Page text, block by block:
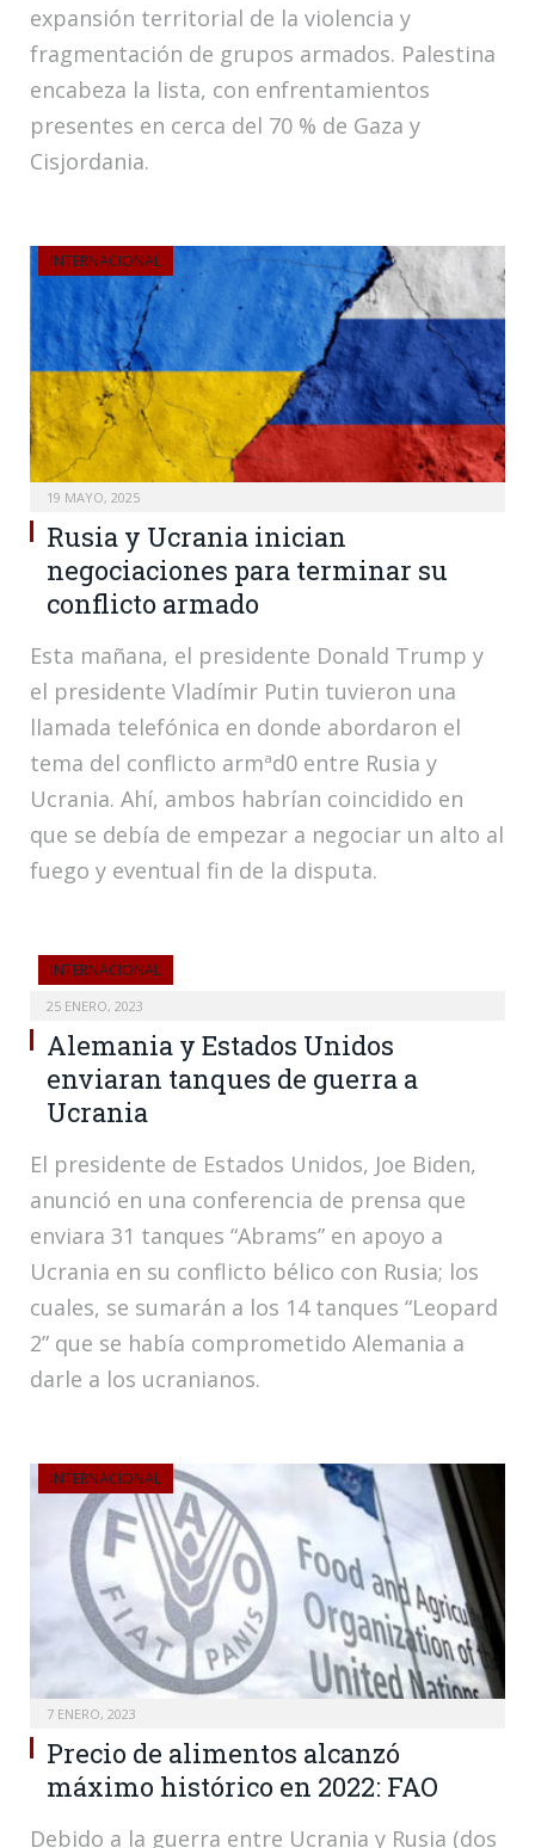
expansión territorial de la violencia y
fragmentación de grupos armados. Palestina
encabeza la lista, con enfrentamientos
presentes en cerca del 70 % de Gaza y
Cisjordania.
INTERNACIONAL
19 MAYO, 2025
Rusia y Ucrania inician
negociaciones para terminar su
conflicto armado
Esta mañana, el presidente Donald Trump y
el presidente Vladímir Putin tuvieron una
llamada telefónica en donde abordaron el
tema del conflicto armªd0 entre Rusia y
Ucrania. Ahí, ambos habrían coincidido en
que se debía de empezar a negociar un alto al
fuego y eventual fin de la disputa.
INTERNACIONAL
25 ENERO, 2023
Alemania y Estados Unidos
enviaran tanques de guerra a
Ucrania
El presidente de Estados Unidos, Joe Biden,
anunció en una conferencia de prensa que
enviara 31 tanques “Abrams” en apoyo a
Ucrania en su conflicto bélico con Rusia; los
cuales, se sumarán a los 14 tanques “Leopard
2” que se había comprometido Alemania a
darle a los ucranianos.
INTERNACIONAL
7 ENERO, 2023
Precio de alimentos alcanzó
máximo histórico en 2022: FAO
Debido a la guerra entre Ucrania y Rusia (dos